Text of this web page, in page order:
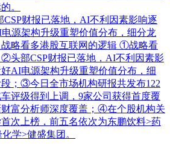
。
CSP财报已落地，AI不利因素影响逐
源架构升级重塑价值分布，细分龙
略看多港股互联网的逻辑 ①战略看
头部CSP财报已落地，AI不利因素影
AI电源架构升级重塑价值分布，细
；③今日全市场机构研报共发布122
评级得到上调，9家公司获得首度覆
富分析师深度覆盖；④在个股机构关
次上榜，前五名依次为东鹏饮料>药
学>健盛集团。